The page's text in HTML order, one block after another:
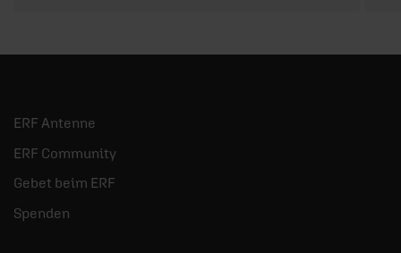
ERF Antenne
ERF Community
Gebet beim ERF
Spenden